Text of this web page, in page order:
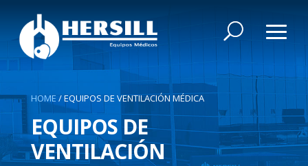
HOME /EQUIPOS DE VENTILACIÓN MÉDICA
EQUIPOS DE
VENTILACIÓN